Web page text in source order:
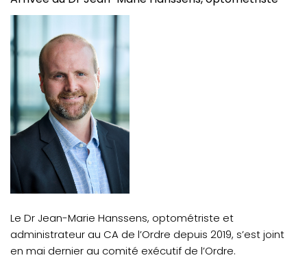
Le Dr Jean-Marie Hanssens, optométriste et
administrateur au CA de l’Ordre depuis 2019, s’est joint
en mai dernier au comité exécutif de l’Ordre.